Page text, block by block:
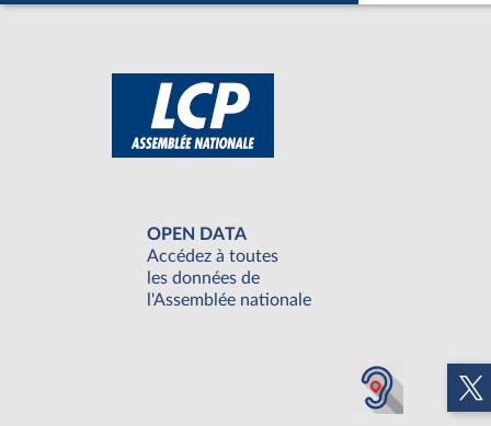
OPEN DATA
Accédez à toutes
les données de
l'Assemblée nationale